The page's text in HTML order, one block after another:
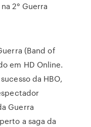
2° Guerra
(Band of
em HD Online.
da HBO,
Guerra
a saga da